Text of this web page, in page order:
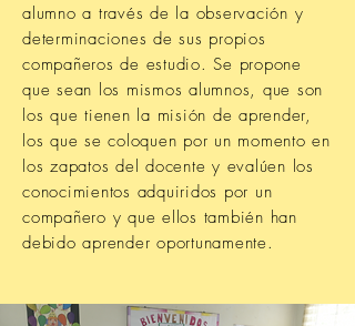
alumno a través de la observación y
determinaciones de sus propios
compañeros de estudio. Se propone
que sean los mismos alumnos, que son
los que tienen la misión de aprender,
los que se coloquen por un momento en
los zapatos del docente y evalúen los
conocimientos adquiridos por un
compañero y que ellos también han
debido aprender oportunamente.